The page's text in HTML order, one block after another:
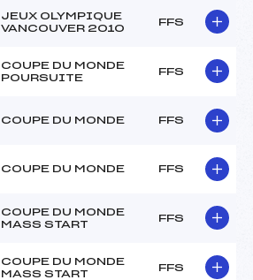
JEUX OLYMPIQUE
VANCOUVER 2010
FFS
COUPE DU MONDE
POURSUITE
FFS
COUPE DU MONDE FFS
COUPE DU MONDE FFS
COUPE DU MONDE
MASS START
FFS
COUPE DU MONDE
MASS START
FFS